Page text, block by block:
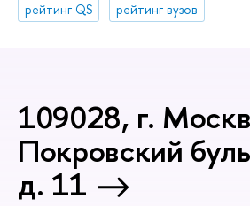
рейтинг QS
рейтинг вузов
109028, г.
Покровский
д. 11